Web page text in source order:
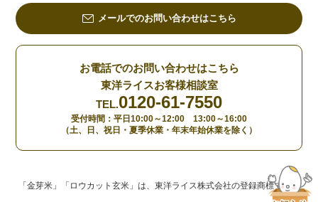
メールでのお問い合わせはこちら
お電話でのお問い合わせはこちら
東洋ライスお客様相談室
TEL.0120-61-7550
受付時間：平日10:00～12:00 13:00～16:00
（土、日、祝日・夏季休業・年末年始休業を除く）
「金芽米」「ロウカット玄米」は、東洋ライス株式会社の登録商標です。